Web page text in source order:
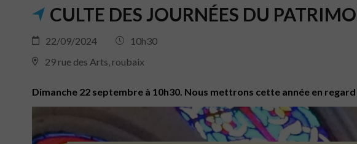
CULTE DES JOURNÉES DU
22/09/2024
10h30
29 rue des Arts, roubaix
Dimanche 22 septembre à 10h30. Nous mettrons cette année en